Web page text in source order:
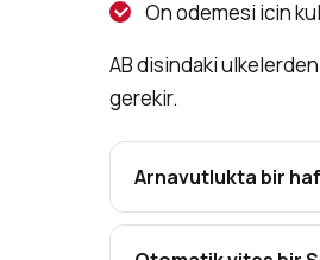
On odemesi icin
AB disindaki
gerekir.
Arnavutlukta bir